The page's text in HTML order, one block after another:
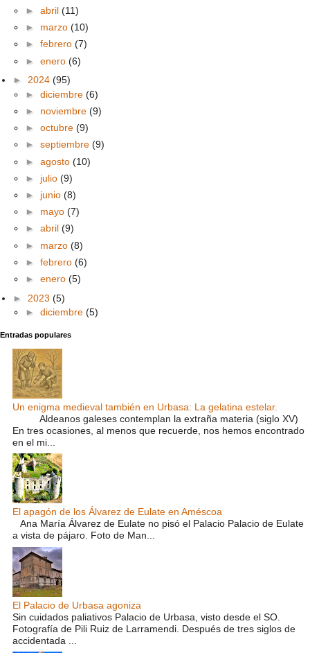
► abril (11)
► marzo (10)
► febrero (7)
► enero (6)
► 2024 (95)
► diciembre (6)
► noviembre (9)
► octubre (9)
► septiembre (9)
► agosto (10)
► julio (9)
► junio (8)
► mayo (7)
► abril (9)
► marzo (8)
► febrero (6)
► enero (5)
► 2023 (5)
► diciembre (5)
Entradas populares
Un enigma medieval también en Urbasa: La gelatina estelar.
Aldeanos galeses contemplan la extraña materia (siglo XV)
En tres ocasiones, al menos que recuerde, nos hemos encontrado
en el mi...
El apagón de los Álvarez de Eulate en Améscoa
Ana María Álvarez de Eulate no pisó el Palacio Palacio de Eulate
a vista de pájaro. Foto de Man...
El Palacio de Urbasa agoniza
Sin cuidados paliativos Palacio de Urbasa, visto desde el SO.
Fotografía de Pili Ruiz de Larramendi. Después de tres siglos de
accidentada ...